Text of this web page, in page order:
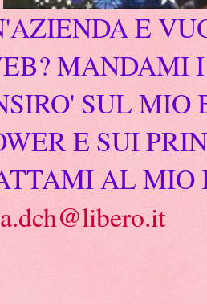
E
MANDAMI
SUL
E SUI
AL